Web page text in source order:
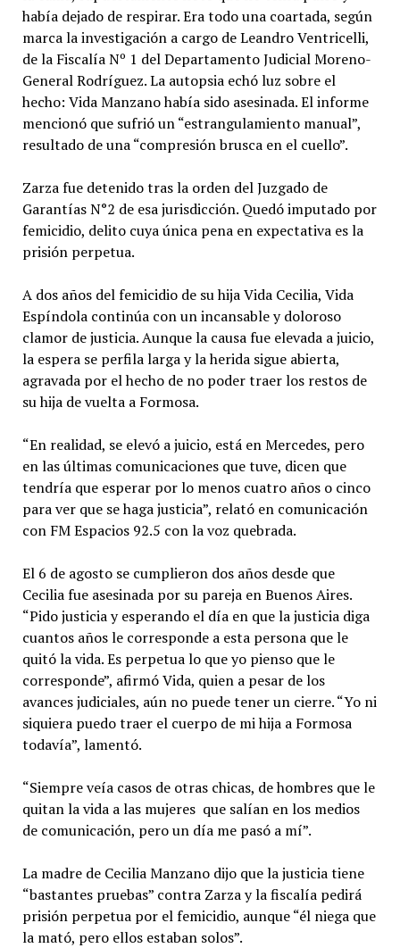
había dejado de respirar. Era todo una coartada, según
marca la investigación a cargo de Leandro Ventricelli,
de la Fiscalía Nº 1 del Departamento Judicial Moreno-
General Rodríguez. La autopsia echó luz sobre el
hecho: Vida Manzano había sido asesinada. El informe
mencionó que sufrió un “estrangulamiento manual”,
resultado de una “compresión brusca en el cuello”.
Zarza fue detenido tras la orden del Juzgado de
Garantías N°2 de esa jurisdicción. Quedó imputado por
femicidio, delito cuya única pena en expectativa es la
prisión perpetua.
A dos años del femicidio de su hija Vida Cecilia, Vida
Espíndola continúa con un incansable y doloroso
clamor de justicia. Aunque la causa fue elevada a juicio,
la espera se perfila larga y la herida sigue abierta,
agravada por el hecho de no poder traer los restos de
su hija de vuelta a Formosa.
“En realidad, se elevó a juicio, está en Mercedes, pero
en las últimas comunicaciones que tuve, dicen que
tendría que esperar por lo menos cuatro años o cinco
para ver que se haga justicia”, relató en comunicación
con FM Espacios 92.5 con la voz quebrada.
El 6 de agosto se cumplieron dos años desde que
Cecilia fue asesinada por su pareja en Buenos Aires.
“Pido justicia y esperando el día en que la justicia diga
cuantos años le corresponde a esta persona que le
quitó la vida. Es perpetua lo que yo pienso que le
corresponde”, afirmó Vida, quien a pesar de los
avances judiciales, aún no puede tener un cierre. “Yo ni
siquiera puedo traer el cuerpo de mi hija a Formosa
todavía”, lamentó.
“Siempre veía casos de otras chicas, de hombres que le
quitan la vida a las mujeres que salían en los medios
de comunicación, pero un día me pasó a mí”.
La madre de Cecilia Manzano dijo que la justicia tiene
“bastantes pruebas” contra Zarza y la fiscalía pedirá
prisión perpetua por el femicidio, aunque “él niega que
la mató, pero ellos estaban solos”.